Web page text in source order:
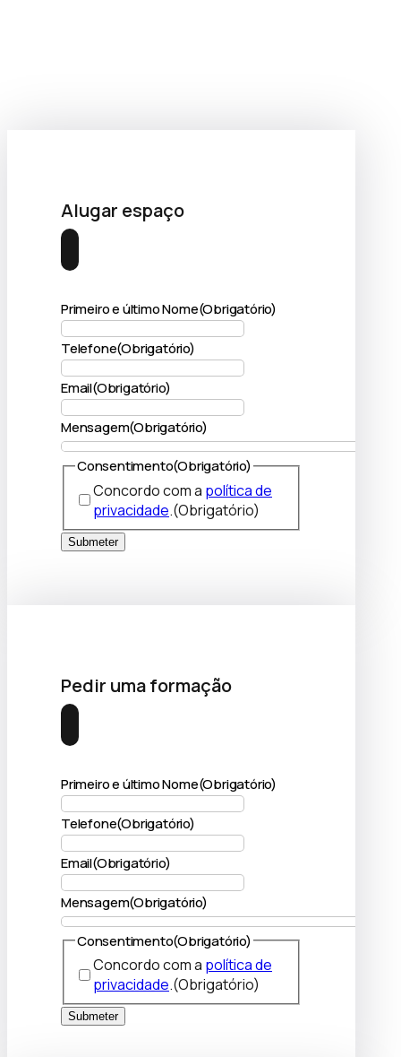
Alugar espaço
Primeiro e último Nome(Obrigatório)
Telefone(Obrigatório)
Email(Obrigatório)
Mensagem(Obrigatório)
Consentimento(Obrigatório)
Concordo com a política de
privacidade.(Obrigatório)
Submeter
Pedir uma formação
Primeiro e último Nome(Obrigatório)
Telefone(Obrigatório)
Email(Obrigatório)
Mensagem(Obrigatório)
Consentimento(Obrigatório)
Concordo com a política de
privacidade.(Obrigatório)
Submeter